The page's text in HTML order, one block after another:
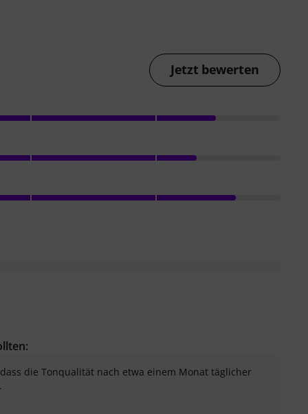
Jetzt bewerten
die Tonqualität nach etwa einem Monat täglicher